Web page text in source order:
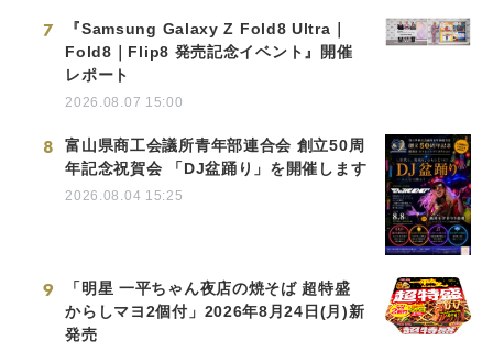
7
『Samsung Galaxy Z Fold8 Ultra｜
Fold8｜Flip8 発売記念イベント』開催
レポート
2026.08.07 15:00
8
富山県商工会議所青年部連合会 創立50周
年記念祝賀会 「DJ盆踊り」を開催します
2026.08.04 15:25
9
「明星 一平ちゃん夜店の焼そば 超特盛
からしマヨ2個付」2026年8月24日(月)新
発売